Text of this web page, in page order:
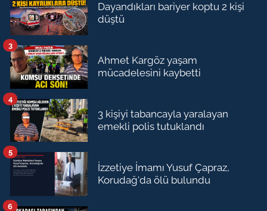
Dayandıkları bariyer koptu 2 kişi
düştü
Ahmet Kargöz yaşam
mücadelesini kaybetti
3
3 kişiyi tabancayla yaralayan
emekli polis tutuklandı
4
İzzetiye İmamı Yusuf Çapraz,
Korudağ'da ölü bulundu
5
6